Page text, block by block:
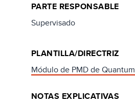
PARTE RESPONSABLE
Supervisado
PLANTILLA/DIRECTRIZ
Módulo de PMD de Quantum
NOTAS EXPLICATIVAS